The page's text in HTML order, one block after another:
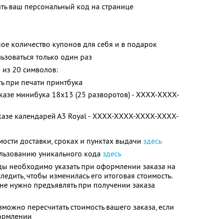
ваш персональный код на странице
количество купонов для себя и в подарок
только один раз
20 символов:
при печати принтбука
минибука 18х13 (25 разворотов) - XXXX-XXXX-
календарей А3 Royal - XXXX-XXXX-XXXX-XXXX-
доставки, сроках и пунктах выдачи здесь
уникального кода здесь
необходимо указать при оформлении заказа на
чтобы изменилась его итоговая стоимость.
нужно предъявлять при получении заказа
пересчитать стоимость вашего заказа, если